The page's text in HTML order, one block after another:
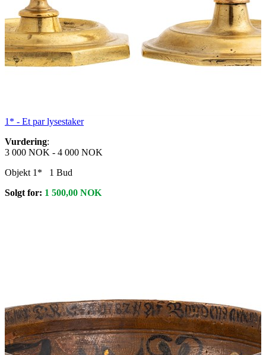
1* - Et par lysestaker
Vurdering:
3 000 NOK - 4 000 NOK
Objekt 1*
1 Bud
Solgt for: 1 500,00 NOK